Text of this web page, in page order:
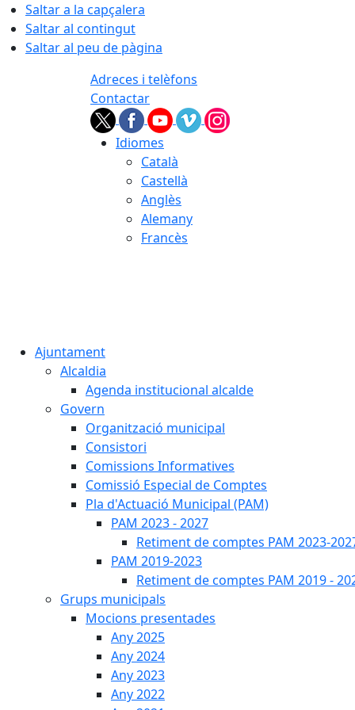
Saltar a la capçalera
Saltar al contingut
Saltar al peu de pàgina
Adreces i telèfons
Contactar
Idiomes
Català
Castellà
Anglès
Alemany
Francès
Ajuntament
Alcaldia
Agenda institucional alcalde
Govern
Organització municipal
Consistori
Comissions Informatives
Comissió Especial de Comptes
Pla d'Actuació Municipal (PAM)
PAM 2023 - 2027
Retiment de comptes PAM 2023-
PAM 2019-2023
Retiment de comptes PAM 2019 -
Grups municipals
Mocions presentades
Any 2025
Any 2024
Any 2023
Any 2022